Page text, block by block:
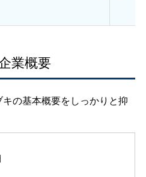
業概要
の基本概要をしっかりと抑